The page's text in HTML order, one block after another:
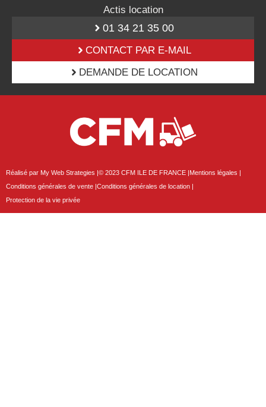
Actis location
01 34 21 35 00
CONTACT PAR E-MAIL
DEMANDE DE LOCATION
Réalisé par My Web Strategies |© 2023 CFM ILE DE FRANCE |Mentions légales |
Conditions générales de vente |Conditions générales de location |
Protection de la vie privée